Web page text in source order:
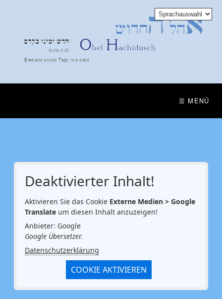
☰ MENÜ
Deaktivierter Inhalt!
Aktivieren Sie das Cookie Externe Medien > Google
Translate um diesen Inhalt anzuzeigen!
Anbieter: Google
Google Übersetzer.
Datenschutzerklärung
COOKIE AKTIVIEREN